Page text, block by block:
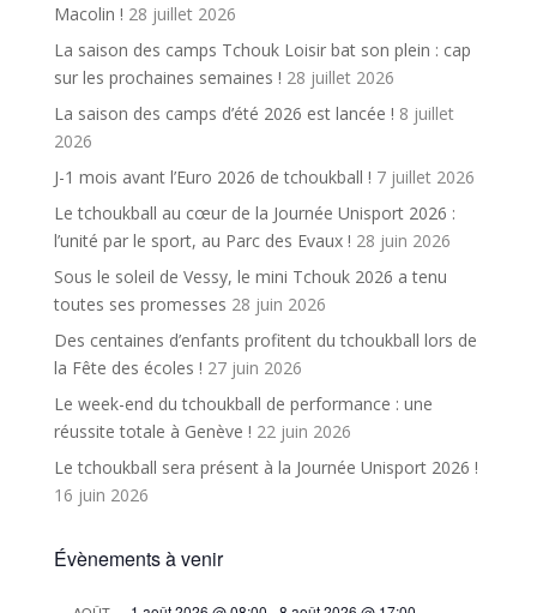
Macolin ! 28 juillet 2026
La saison des camps Tchouk Loisir bat son plein : cap
sur les prochaines semaines ! 28 juillet 2026
La saison des camps d’été 2026 est lancée ! 8 juillet
2026
J-1 mois avant l’Euro 2026 de tchoukball ! 7 juillet 2026
Le tchoukball au cœur de la Journée Unisport 2026 :
l’unité par le sport, au Parc des Evaux ! 28 juin 2026
Sous le soleil de Vessy, le mini Tchouk 2026 a tenu
toutes ses promesses 28 juin 2026
Des centaines d’enfants profitent du tchoukball lors de
la Fête des écoles ! 27 juin 2026
Le week-end du tchoukball de performance : une
réussite totale à Genève ! 22 juin 2026
Le tchoukball sera présent à la Journée Unisport 2026 !
16 juin 2026
Évènements à venir